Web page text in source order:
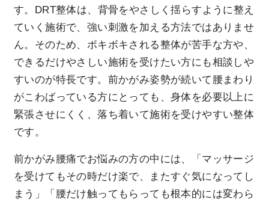
す。DRT整体は、背骨をやさしく揺らすように整え
ていく施術で、強い刺激を加える方法ではありませ
ん。そのため、ボキボキされる整体が苦手な方や、
できるだけやさしい施術を受けたい方にも相談しや
すいのが特長です。前かがみ姿勢が続いて腰まわり
がこわばっている方にとっても、身体を必要以上に
緊張させにくく、落ち着いて施術を受けやすい整体
です。
前かがみ腰痛でお悩みの方の中には、「マッサージ
を受けてもその時だけ楽で、またすぐ気になってし
まう」「腰だけ触ってもらっても根本的には変わら